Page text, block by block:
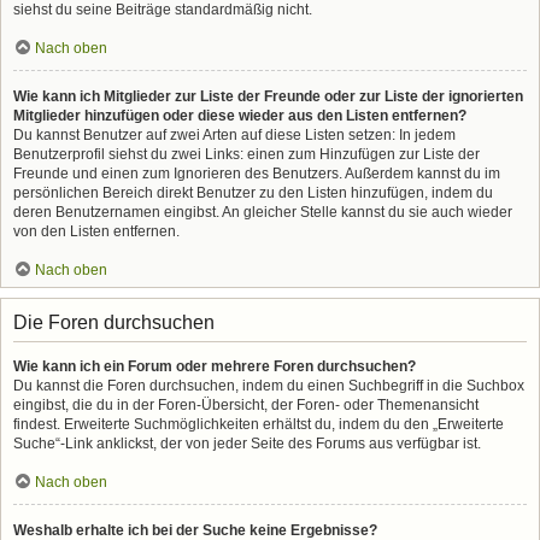
siehst du seine Beiträge standardmäßig nicht.
Nach oben
Wie kann ich Mitglieder zur Liste der Freunde oder zur Liste der ignorierten
Mitglieder hinzufügen oder diese wieder aus den Listen entfernen?
Du kannst Benutzer auf zwei Arten auf diese Listen setzen: In jedem
Benutzerprofil siehst du zwei Links: einen zum Hinzufügen zur Liste der
Freunde und einen zum Ignorieren des Benutzers. Außerdem kannst du im
persönlichen Bereich direkt Benutzer zu den Listen hinzufügen, indem du
deren Benutzernamen eingibst. An gleicher Stelle kannst du sie auch wieder
von den Listen entfernen.
Nach oben
Die Foren durchsuchen
Wie kann ich ein Forum oder mehrere Foren durchsuchen?
Du kannst die Foren durchsuchen, indem du einen Suchbegriff in die Suchbox
eingibst, die du in der Foren-Übersicht, der Foren- oder Themenansicht
findest. Erweiterte Suchmöglichkeiten erhältst du, indem du den „Erweiterte
Suche“-Link anklickst, der von jeder Seite des Forums aus verfügbar ist.
Nach oben
Weshalb erhalte ich bei der Suche keine Ergebnisse?